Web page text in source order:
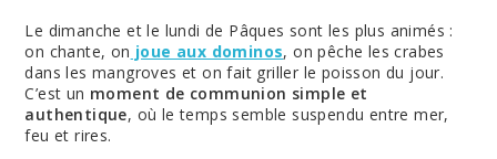
Le dimanche et le lundi de Pâques sont les plus animés :
on chante, on joue aux dominos, on pêche les crabes
dans les mangroves et on fait griller le poisson du jour.
C’est un moment de communion simple et
authentique, où le temps semble suspendu entre mer,
feu et rires.